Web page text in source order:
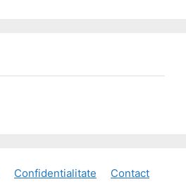
Confidentialitate
Contact